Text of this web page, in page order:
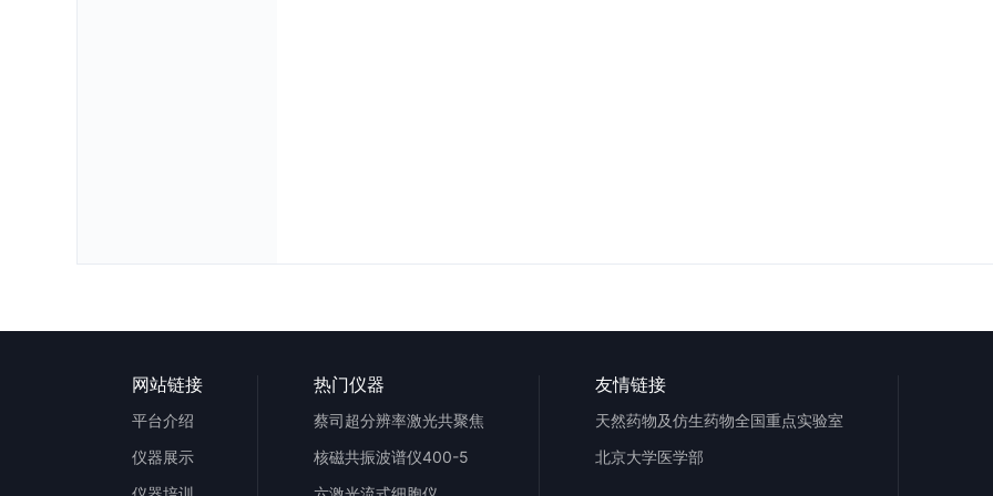
网站链接
平台介绍
仪器展示
热门仪器
蔡司超分辨率激光共聚焦
核磁共振波谱仪400-5
友情链接
天然药物及仿生药物全国重点实验室
北京大学医学部